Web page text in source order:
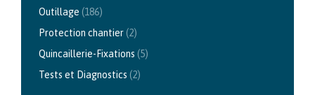
Outillage (186)
Protection chantier(2)
Quincaillerie-Fixations (5)
Tests et Diagnostics (2)